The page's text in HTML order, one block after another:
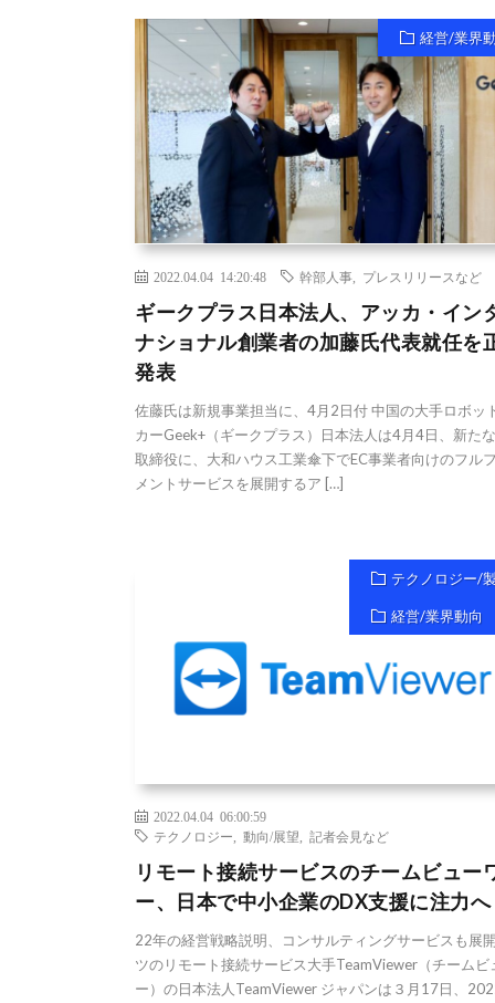
経営/業界
2022.04.04 14:20:48 幹部人事 プレスリリースなど
ギークプラス日本法人、アッカ・イン
ナショナル創業者の加藤氏代表就任を
発表
佐藤氏は新規事業担当に、4月2日付 中国の大手ロボッ
カーGeek+（ギークプラス）日本法人は4月4日、新た
取締役に、大和ハウス工業傘下でEC事業者向けのフル
メントサービスを展開するア […]
テクノロジー/
経営/業界動向
2022.04.04 06:00:59
テクノロジー
動向/展望 記者会見など
リモート接続サービスのチームビュー
ー、日本で中小企業のDX支援に注力へ
22年の経営戦略説明、コンサルティングサービスも展
ツのリモート接続サービス大手TeamViewer（チームビ
ー）の日本法人TeamViewer ジャパンは３月17日、